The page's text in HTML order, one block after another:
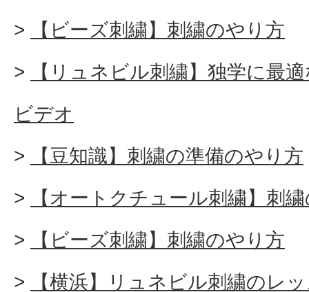
【ビーズ刺繍】刺繍のやり方
【リュネビル刺繍】独学に最
ビデオ
【豆知識】刺繍の準備のやり方
【オートクチュール刺繍】刺
【ビーズ刺繍】刺繍のやり方
【横浜】リュネビル刺繍のレ